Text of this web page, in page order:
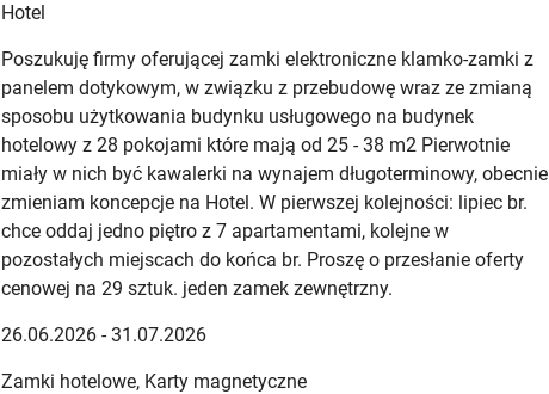
Hotel
Poszukuję firmy oferującej zamki elektroniczne klamko-zamki z
panelem dotykowym, w związku z przebudowę wraz ze zmianą
sposobu użytkowania budynku usługowego na budynek
hotelowy z 28 pokojami które mają od 25 - 38 m2 Pierwotnie
miały w nich być kawalerki na wynajem długoterminowy, obecnie
zmieniam koncepcje na Hotel. W pierwszej kolejności: lipiec br.
chce oddaj jedno piętro z 7 apartamentami, kolejne w
pozostałych miejscach do końca br. Proszę o przesłanie oferty
cenowej na 29 sztuk. jeden zamek zewnętrzny.
26.06.2026 - 31.07.2026
Zamki hotelowe, Karty magnetyczne